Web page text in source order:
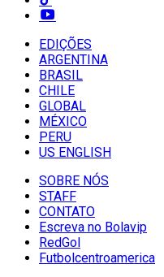
EDIÇÕES
ARGENTINA
BRASIL
CHILE
GLOBAL
MÉXICO
PERU
US ENGLISH
SOBRE NÓS
STAFF
CONTATO
Escreva no Bolavip
RedGol
Futbolcentroamerica